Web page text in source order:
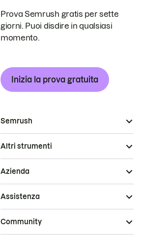
Prova Semrush gratis per sette
giorni. Puoi disdire in qualsiasi
momento.
Inizia la prova gratuita
Semrush
Altri strumenti
Azienda
Assistenza
Community